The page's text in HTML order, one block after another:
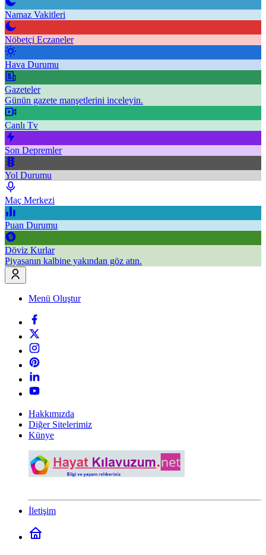
Namaz Vakitleri
Nöbetçi Eczaneler
Hava Durumu
Gazeteler
Günün gazete manşetlerini inceleyin.
Canlı Tv
Son Depremler
Yol Durumu
Maç Merkezi
Puan Durumu
Döviz Kurlar
Piyasanın kalbine yakından göz atın.
Menü Oluştur
Hakkımızda
Diğer Sitelerimiz
Künye
İletişim